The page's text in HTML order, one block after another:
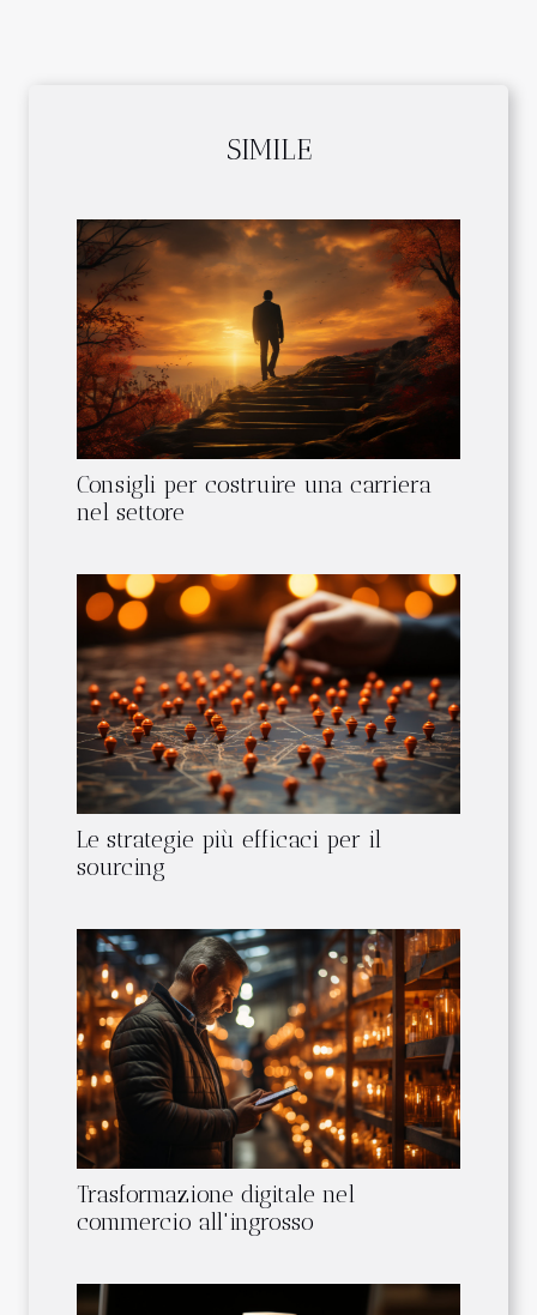
SIMILE
Consigli per costruire una carriera
nel settore
Le strategie più efficaci per il
sourcing
Trasformazione digitale nel
commercio all'ingrosso